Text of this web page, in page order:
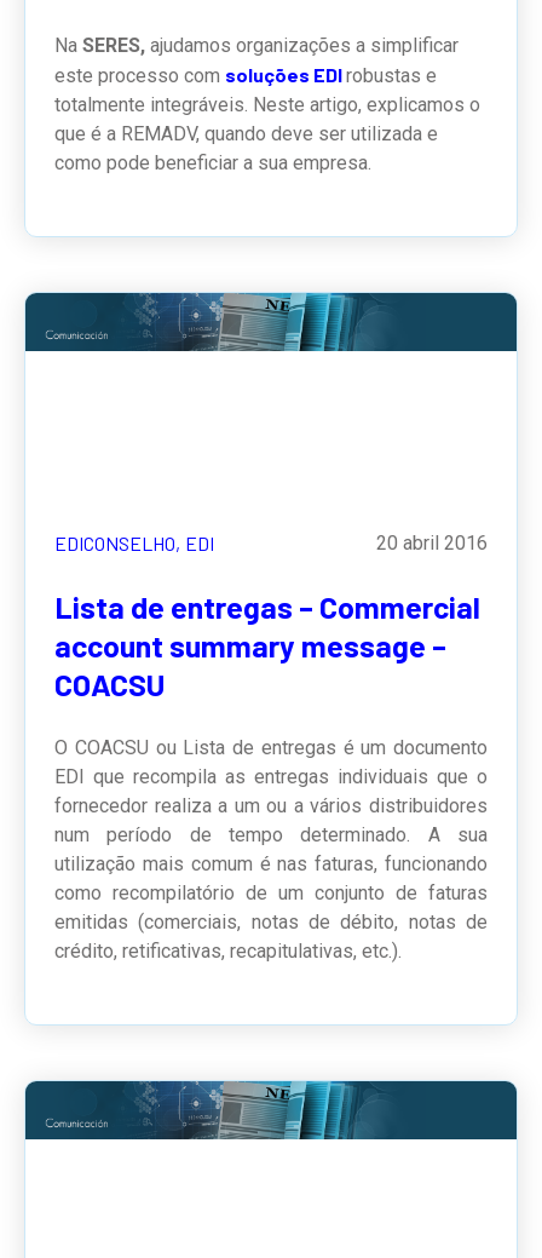
Na SERES, ajudamos organizações a simplificar
este processo com soluções EDIrobustas e
totalmente integráveis. Neste artigo, explicamos o
que é a REMADV, quando deve ser utilizada e
como pode beneficiar a sua empresa.
EDICONSELHO, EDI 20 abril 2016
Lista de entregas – Commercial
account summary message –
COACSU
O COACSU ou Lista de entregas é um documento
EDI que recompila as entregas individuais que o
fornecedor realiza a um ou a vários distribuidores
num período de tempo determinado. A sua
utilização mais comum é nas faturas, funcionando
como recompilatório de um conjunto de faturas
emitidas (comerciais, notas de débito, notas de
crédito, retificativas, recapitulativas, etc.).